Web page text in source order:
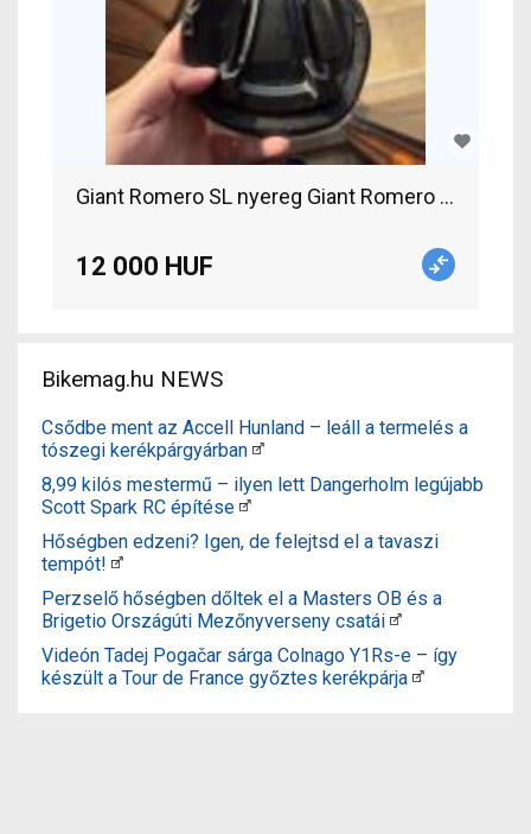
Giant Romero SL nyereg Giant Romero SL
12 000 HUF
Bikemag.hu NEWS
Csődbe ment az Accell Hunland – leáll a termelés a
tószegi kerékpárgyárban
8,99 kilós mestermű – ilyen lett Dangerholm legújabb
Scott Spark RC építése
Hőségben edzeni? Igen, de felejtsd el a tavaszi
tempót!
Perzselő hőségben dőltek el a Masters OB és a
Brigetio Országúti Mezőnyverseny csatái
Videón Tadej Pogačar sárga Colnago Y1Rs-e – így
készült a Tour de France győztes kerékpárja